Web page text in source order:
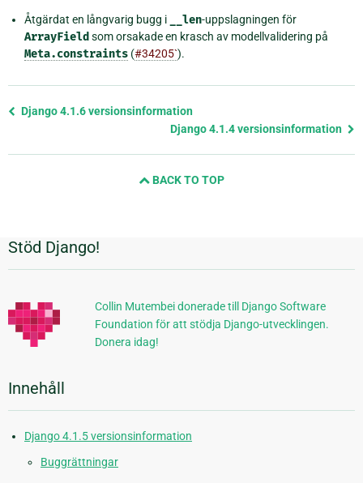
Åtgärdat en långvarig bugg i __len-uppslagningen för
ArrayField som orsakade en krasch av modellvalidering på
Meta.constraints (#34205`).
Föregående
Django 4.1.6 versionsinformation
Django 4.1.4 versionsinformation
BACK TO TOP
Ytterligare
information
Stöd Django!
Collin Mutembei donerade till Django Software
Foundation för att stödja Django-utvecklingen.
Donera idag!
Innehåll
Django 4.1.5 versionsinformation
Buggrättningar